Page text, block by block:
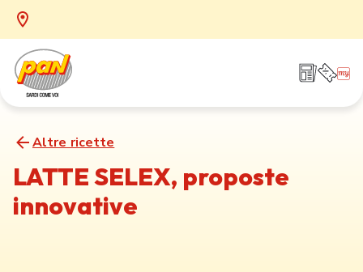
Altre ricette
LATTE SELEX, proposte
innovative